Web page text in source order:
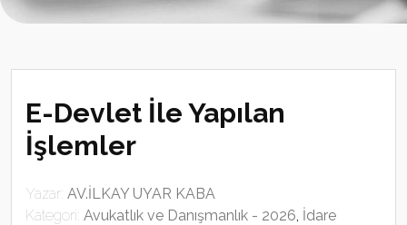
E-Devlet İle Yapılan
İşlemler
Yazar: AV.İLKAY UYAR KABA
Kategori: Avukatlık ve Danışmanlık - 2026, İdare